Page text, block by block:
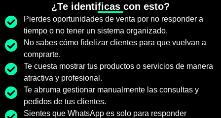
¿Te identificas con esto?
Pierdes oportunidades de venta por no responder a
tiempo o no tener un sistema organizado.
No sabes cómo fidelizar clientes para que vuelvan a
comprarte.
Te cuesta mostrar tus productos o servicios de manera
atractiva y profesional.
Te abruma gestionar manualmente las consultas y
pedidos de tus clientes.
Sientes que WhatsApp es solo para responder